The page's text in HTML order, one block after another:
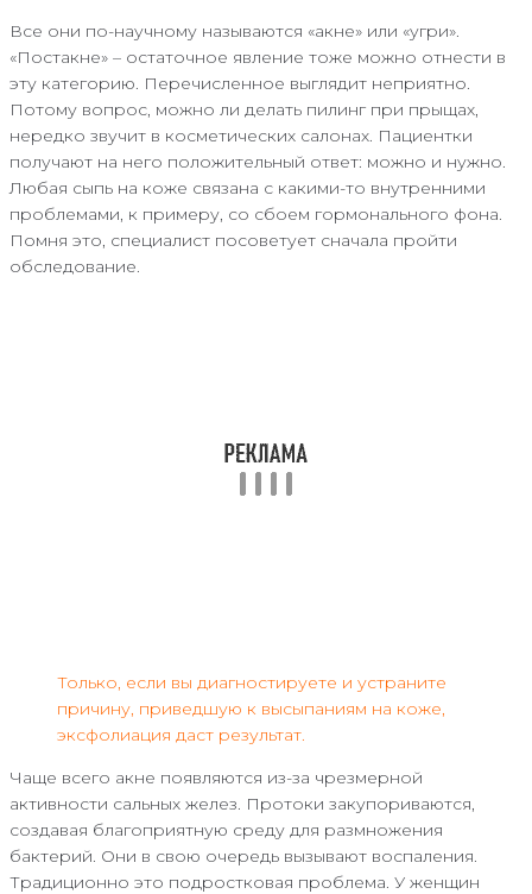
Все они по-научному называются «акне» или «угри».
«Постакне» – остаточное явление тоже можно отнести в
эту категорию. Перечисленное выглядит неприятно.
Потому вопрос, можно ли делать пилинг при прыщах,
нередко звучит в косметических салонах. Пациентки
получают на него положительный ответ: можно и нужно.
Любая сыпь на коже связана с какими-то внутренними
проблемами, к примеру, со сбоем гормонального фона.
Помня это, специалист посоветует сначала пройти
обследование.
Только, если вы диагностируете и устраните
причину, приведшую к высыпаниям на коже,
эксфолиация даст результат.
Чаще всего акне появляются из-за чрезмерной
активности сальных желез. Протоки закупориваются,
создавая благоприятную среду для размножения
бактерий. Они в свою очередь вызывают воспаления.
Традиционно это подростковая проблема. У женщин